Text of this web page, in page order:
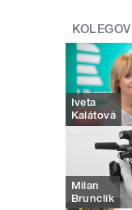
Iveta
Kalátová
Milan
Brunclík